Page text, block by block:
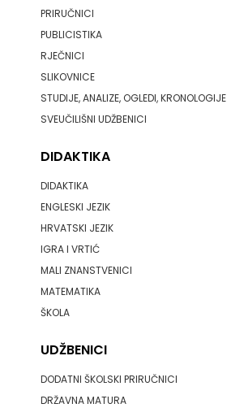
POPULUS
PULS
RADIOTELEVIZIJA
HERCEG-
BOSNE
SALESIANA
SANDORF
Scriptura
media
j.d.o.o.
PRIRUČNICI
PUBLICISTIKA
RJEČNICI
SLIKOVNICE
STUDIJE, ANALIZE, OGLEDI, KRONOLOGIJE
SVEUČILIŠNI UDŽBENICI
DIDAKTIKA
DIDAKTIKA
ENGLESKI JEZIK
HRVATSKI JEZIK
IGRA I VRTIĆ
MALI ZNANSTVENICI
MATEMATIKA
ŠKOLA
UDŽBENICI
DODATNI ŠKOLSKI PRIRUČNICI
DRŽAVNA MATURA